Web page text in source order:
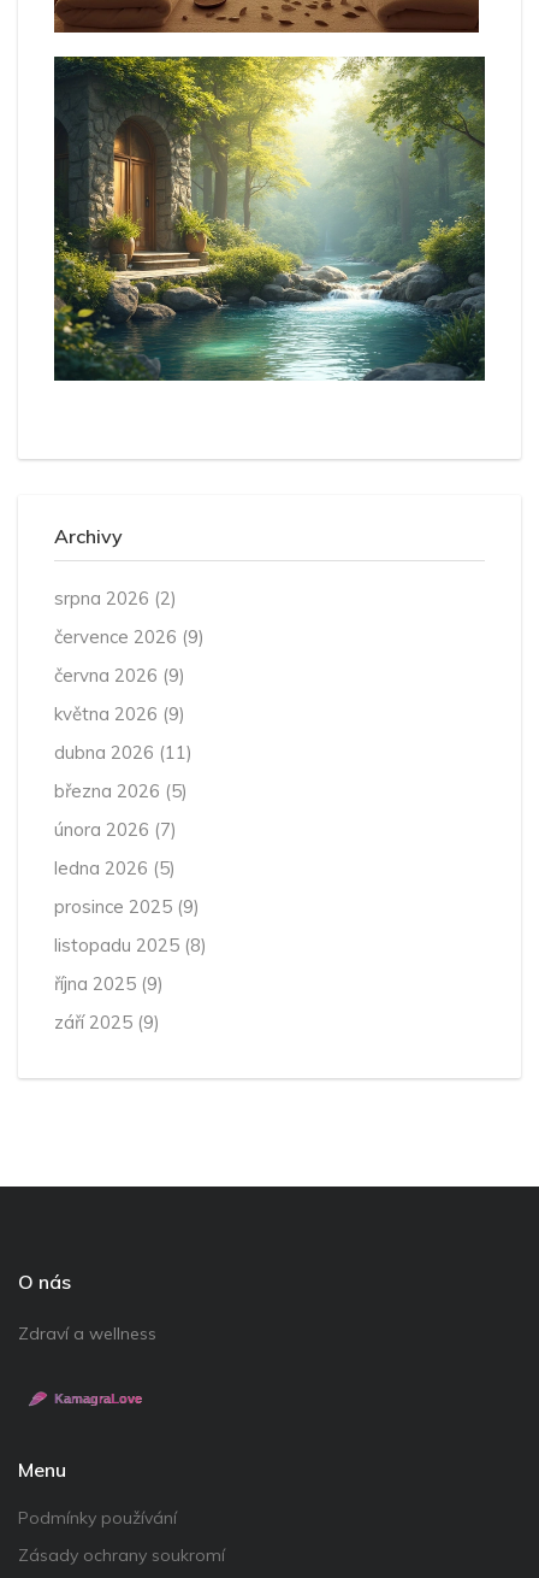
Archivy
srpna 2026 (2)
července 2026 (9)
června 2026 (9)
května 2026 (9)
dubna 2026 (11)
března 2026 (5)
února 2026 (7)
ledna 2026 (5)
prosince 2025 (9)
listopadu 2025 (8)
října 2025 (9)
září 2025 (9)
O nás
Zdraví a wellness
Menu
Podmínky používání
Zásady ochrany soukromí